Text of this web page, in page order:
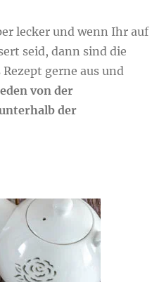
lecker und wenn Ihr auf
seid, dann sind die
gerne aus und
von der
der